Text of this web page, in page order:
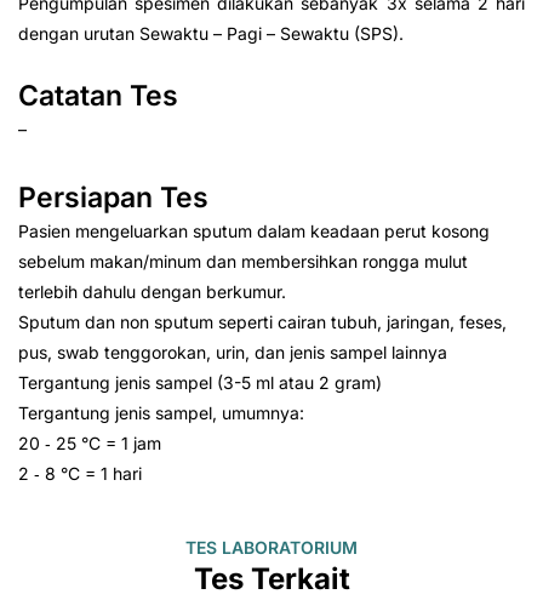
dengan urutan Sewaktu – Pagi – Sewaktu (SPS).
Catatan Tes
–
Persiapan Tes
Pasien mengeluarkan sputum dalam keadaan perut kosong
sebelum makan/minum dan membersihkan rongga mulut
terlebih dahulu dengan berkumur.
Sputum dan non sputum seperti cairan tubuh, jaringan, feses,
pus, swab tenggorokan, urin, dan jenis sampel lainnya
Tergantung jenis sampel (3-5 ml atau 2 gram)
Tergantung jenis sampel, umumnya:
20 ‑ 25 °C = 1 jam
2 ‑ 8 °C = 1 hari
TES LABORATORIUM
Tes Terkait